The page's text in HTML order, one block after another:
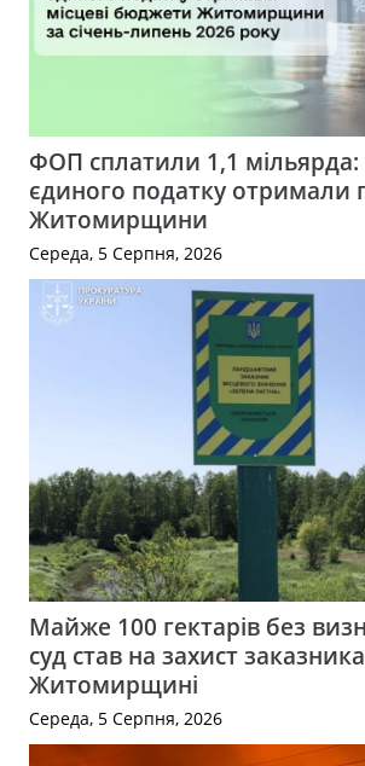
ФОП сплатили 1,1 мільярда:
єдиного податку отримали
Житомирщини
Середа, 5 Серпня, 2026
Майже 100 гектарів без
суд став на захист
Житомирщині
Середа, 5 Серпня, 2026